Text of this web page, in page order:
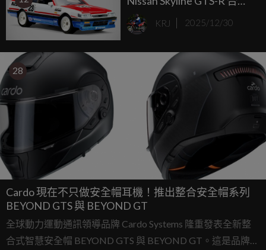
模型：1/64 比例、全金屬
車身、專屬包裝
KRJ 2025/12/30
28
Cardo 現在不只做安全帽耳機！推出整合安全帽系列
BEYOND GTS 與 BEYOND GT
全球動力運動通訊領導品牌 Cardo Systems 隆重發表全新整
合式智慧安全帽 BEYOND GTS 與 BEYOND GT。這是品牌首